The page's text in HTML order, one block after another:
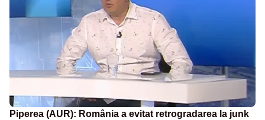
Piperea (AUR): România a evitat retrogradarea la junk